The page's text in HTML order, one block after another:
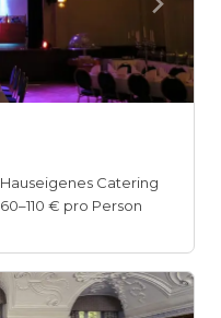
Hauseigenes Catering
60–110 € pro Person